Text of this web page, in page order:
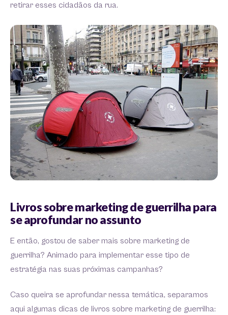
retirar esses cidadãos da rua.
Livros sobre marketing de guerrilha para
se aprofundar no assunto
E então, gostou de saber mais sobre marketing de
guerrilha? Animado para implementar esse tipo de
estratégia nas suas próximas campanhas?
Caso queira se aprofundar nessa temática, separamos
aqui algumas dicas de livros sobre marketing de guerrilha: